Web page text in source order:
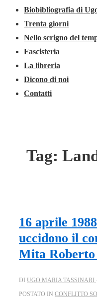
Biobibliografia di
Trenta giorni
Nello scrigno del
Fascisteria
La libreria
Dicono di noi
Contatti
Tag:
16 aprile
uccidono il
Mita
DI UGO MARIA TASSINARI
POSTATO IN CONFLITTO